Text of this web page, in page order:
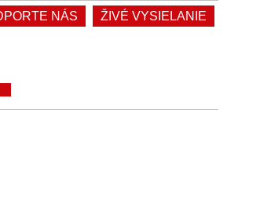
NÁS ŽIVÉ VYSIELANIE